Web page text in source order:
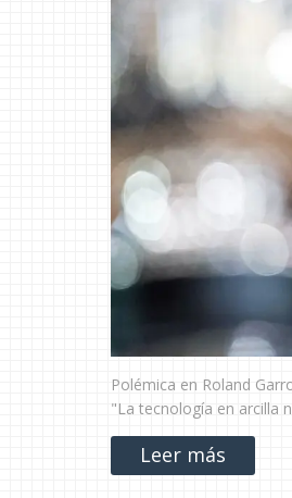
Polémica en Roland
"La tecnología en arcilla
Leer más